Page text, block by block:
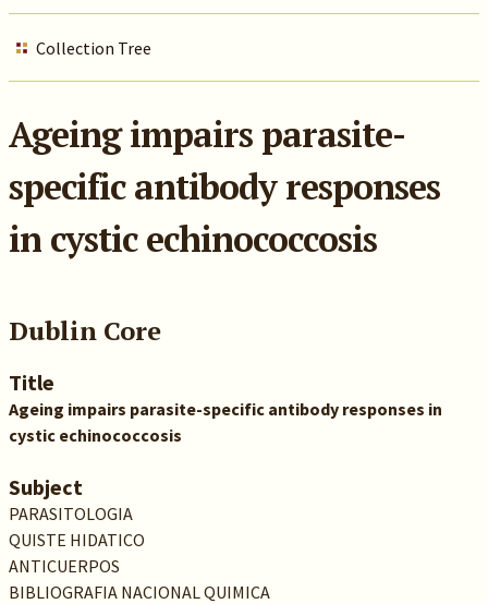
Collection Tree
Ageing impairs parasite-
specific antibody responses
in cystic echinococcosis
Dublin Core
Title
Ageing impairs parasite-specific antibody responses in
cystic echinococcosis
Subject
PARASITOLOGIA
QUISTE HIDATICO
ANTICUERPOS
BIBLIOGRAFIA NACIONAL QUIMICA